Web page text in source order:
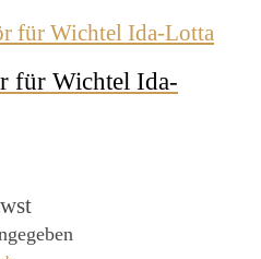
für Wichtel Ida-